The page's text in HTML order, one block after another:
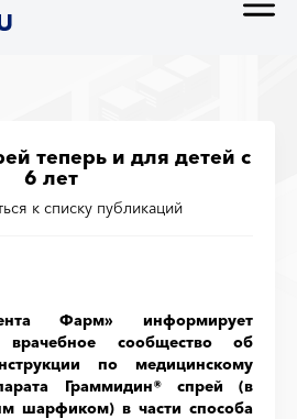
теперь и для детей с
6 лет
к списку публикаций
Фарм» информирует
сообщество об
по медицинскому
Граммидин® спрей (в
шарфиком) в части способа